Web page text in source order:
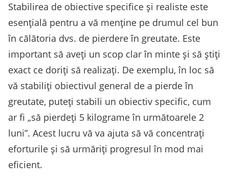
Stabilirea de obiective specifice și realiste este
esențială pentru a vă menține pe drumul cel bun
în călătoria dvs. de pierdere în greutate. Este
important să aveți un scop clar în minte și să știți
exact ce doriți să realizați. De exemplu, în loc să
vă stabiliți obiectivul general de a pierde în
greutate, puteți stabili un obiectiv specific, cum
ar fi „să pierdeți 5 kilograme în următoarele 2
luni”. Acest lucru vă va ajuta să vă concentrați
eforturile și să urmăriți progresul în mod mai
eficient.